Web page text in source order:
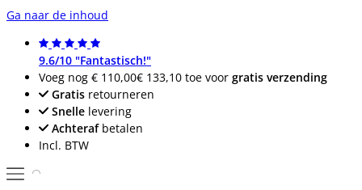
Ga naar de inhoud
9.6/10 "Fantastisch!"
Voeg nog € 110,00€ 133,10 toe voor gratis verzending
Gratis retourneren
Snelle levering
Achterafbetalen
Incl. BTW